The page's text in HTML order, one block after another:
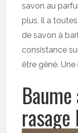
savon au
plus, il a
de savon à
consistance
être gêné.